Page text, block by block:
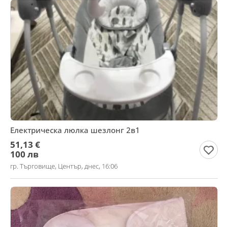
Електрическа люлка шезлонг 2в1
51,13 €
100 лв
гр. Търговище, Център, днес, 16:06